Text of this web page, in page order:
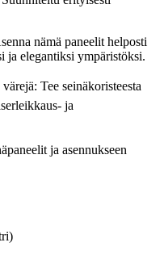
nämä paneelit helposti
ja elegantiksi ympäristöksi.
Tee seinäkoristeesta
ja
ja asennukseen